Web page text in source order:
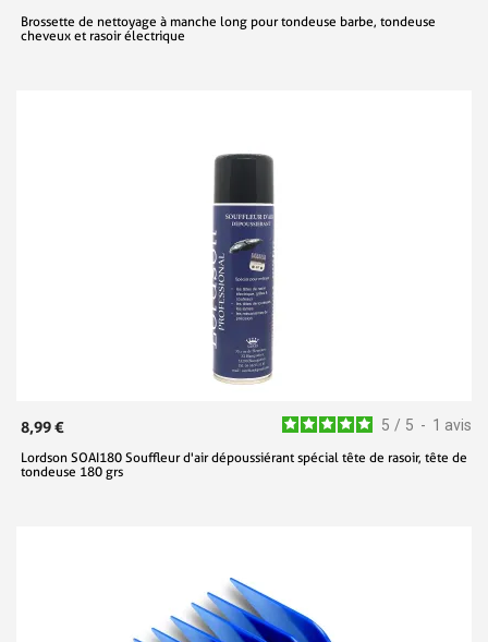
Brossette de nettoyage à manche long pour tondeuse barbe, tondeuse
cheveux et rasoir électrique
5 / 5 - 1 avis
8,99 €
Lordson SOAI180 Souffleur d'air dépoussiérant spécial tête de rasoir, tête de
tondeuse 180 grs